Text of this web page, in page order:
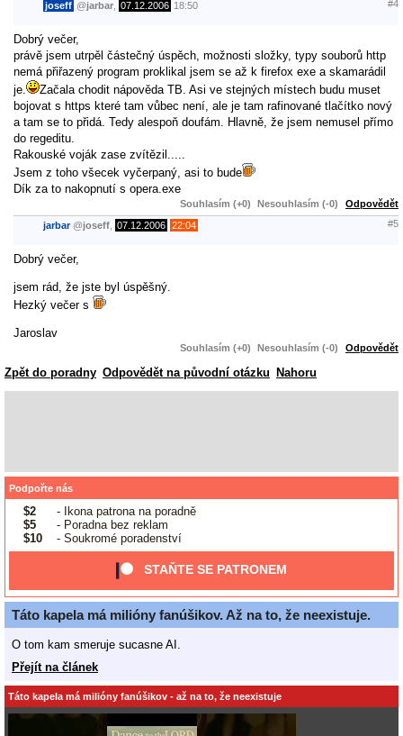
joseff @jarbar 07.12.2006 18:50 #4
Dobrý večer,
právě jsem utrpěl částečný úspěch, možnosti složky, typy souborů http
nemá přiřazený program proklikal jsem se až k firefox exe a skamarádil
je.
Začala chodit nápověda TB. Asi ve stejných místech budu muset
bojovat s https které tam vůbec není, ale je tam rafinované tlačítko nový
a tam se to přidá. Tedy alespoň doufám. Hlavně, že jsem nemusel přímo
do regeditu.
Rakouské voják zase zvítězil.....
Jsem z toho všecek vyčerpaný, asi to bude
Dík za to nakopnutí s opera.exe
Souhlasím (+0) Nesouhlasím (-0) Odpovědět
jarbar @joseff 07.12.2006 22:04 #5
Dobrý večer,
jsem rád, že jste byl úspěšný.
Hezký večer s
Jaroslav
Souhlasím (+0) Nesouhlasím (-0) Odpovědět
Zpět do poradny Odpovědět na původní otázku Nahoru
Podpořte nás
$2
- Ikona patrona na poradně
$5
- Poradna bez reklam
$10
- Soukromé poradenství
STAŇTE SE PATRONEM
Táto kapela má milióny fanúšikov. Až na to, že neexistuje.
O tom kam smeruje sucasne AI.
Přejít na článek
Táto kapela má milióny fanúšikov - až na to, že neexistuje